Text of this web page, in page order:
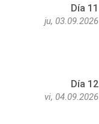
Día 11
ju, 03.09.2026
Día 12
vi, 04.09.2026